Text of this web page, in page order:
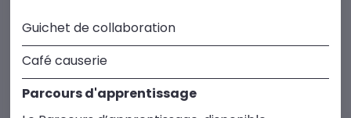
Guichet de collaboration
Café causerie
Parcours d'apprentissage